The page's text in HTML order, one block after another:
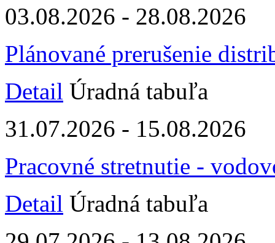
03.08.2026 - 28.08.2026
Plánované prerušenie
Detail Úradná tabuľa
31.07.2026 - 15.08.2026
Pracovné stretnutie -
Detail Úradná tabuľa